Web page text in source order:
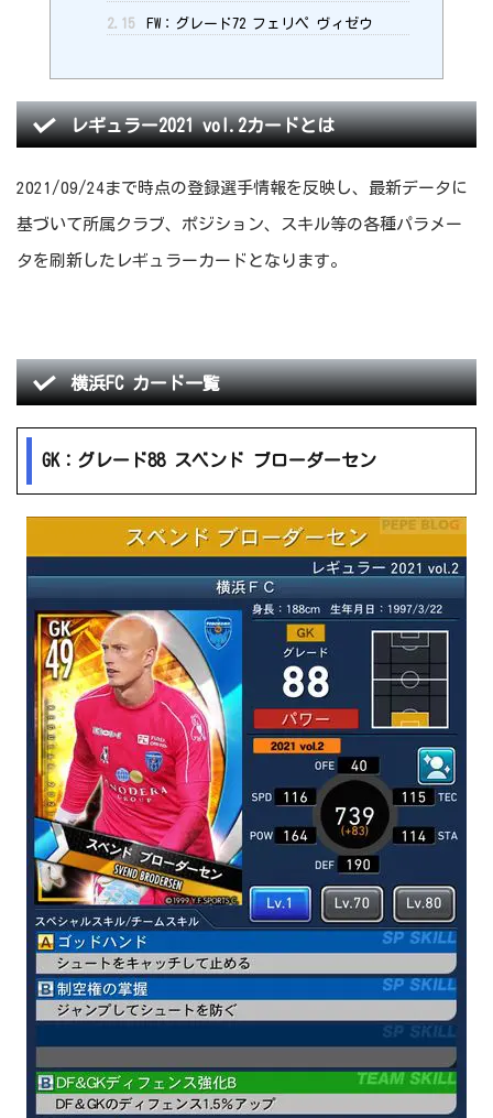
2.15 FW：グレード72 フェリペ ヴィゼウ
レギュラー2021 vol.2カードとは
2021/09/24まで時点の登録選手情報を反映し、最新データに
基づいて所属クラブ、ポジション、スキル等の各種パラメー
タを刷新したレギュラーカードとなります。
横浜FC カード一覧
GK：グレード88 スベンド ブローダーセン